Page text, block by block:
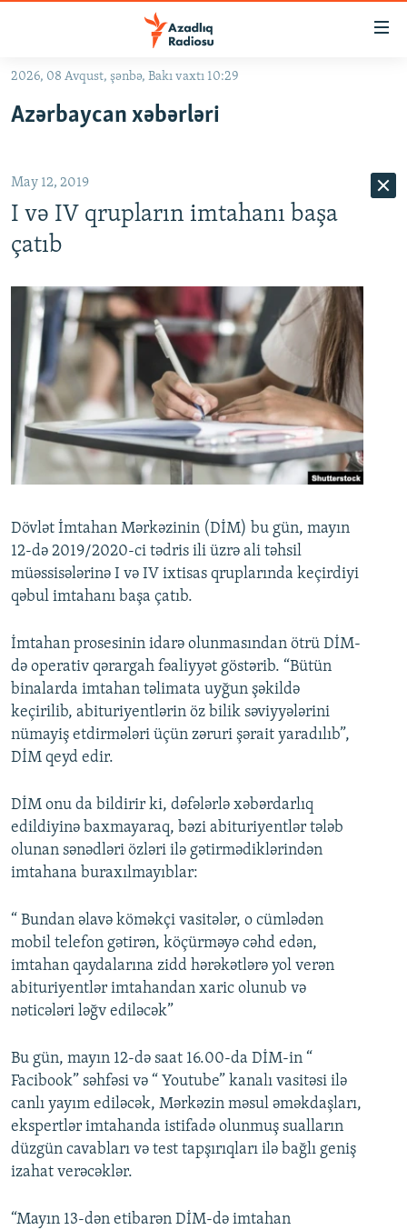
Əsas
qayıt
qayıt
Axtarışa
#ƏSLINDƏ
FƏRQƏ BAX
QANUNI DOĞRU
ARAŞDIRMA
MULTIMEDIA
VIDEO
FOTOQALEREYA
İNFOQRAFIKA
KARIKATURA
RADIO ARXIV
OXU ZALI
AZƏRBAYCAN ƏDƏBIYYATI KITABXANASI
İSLAM VƏ DEMOKRATIYA
HAQQIMIZDA
MISSIYAMIZ
PEŞƏ ETIKASI VƏ JURNALISTIKA STANDARTLARIMIZ
AZADLIQRADIOSU MOBIL TELEFONUNUZDA
BIZIMLƏ ƏLAQƏ
XƏBƏR BÜLLETENLƏRIMIZ
BIZI IZLƏ
RFE/RL-in bütün saytları
2026, 08 Avqust, şənbə, Bakı vaxtı 10:29
Azərbaycan xəbərləri
May 12, 2019
I və IV qrupların imtahanı başa
çatıb
Dövlət İmtahan Mərkəzinin (DİM) bu gün, mayın
12-də 2019/2020-ci tədris ili üzrə ali təhsil
müəssisələrinə I və IV ixtisas qruplarında keçirdiyi
qəbul imtahanı başa çatıb.
İmtahan prosesinin idarə olunmasından ötrü DİM-
də operativ qərargah fəaliyyət göstərib. “Bütün
binalarda imtahan təlimata uyğun şəkildə
keçirilib, abituriyentlərin öz bilik səviyyələrini
nümayiş etdirmələri üçün zəruri şərait yaradılıb”,
DİM qeyd edir.
DİM onu da bildirir ki, dəfələrlə xəbərdarlıq
edildiyinə baxmayaraq, bəzi abituriyentlər tələb
olunan sənədləri özləri ilə gətirmədiklərindən
imtahana buraxılmayıblar:
“ Bundan əlavə köməkçi vasitələr, o cümlədən
mobil telefon gətirən, köçürməyə cəhd edən,
imtahan qaydalarına zidd hərəkətlərə yol verən
abituriyentlər imtahandan xaric olunub və
nəticələri ləğv ediləcək”
Bu gün, mayın 12-də saat 16.00-da DİM-in “
Facibook” səhfəsi və “ Youtube” kanalı vasitəsi ilə
canlı yayım ediləcək, Mərkəzin məsul əməkdaşları,
ekspertlər imtahanda istifadə olunmuş sualların
düzgün cavabları və test tapşırıqları ilə bağlı geniş
izahat verəcəklər.
“Mayın 13-dən etibarən DİM-də imtahan